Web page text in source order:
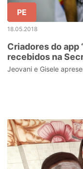
PE
18.05.2018
Criadores do app
recebidos na
Jeovani e Gisele